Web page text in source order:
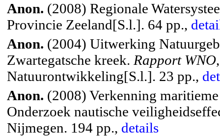
Anon. (2008) Regionale
Provincie Zeeland[S.l.]. 64 pp.,
Anon. (2004) Uitwerking
Zwartegatsche kreek. Rapport WNO
Natuurontwikkeling[S.l.]. 23 pp.,
Anon. (2008) Verkenning
Onderzoek nautische
Nijmegen. 194 pp., details